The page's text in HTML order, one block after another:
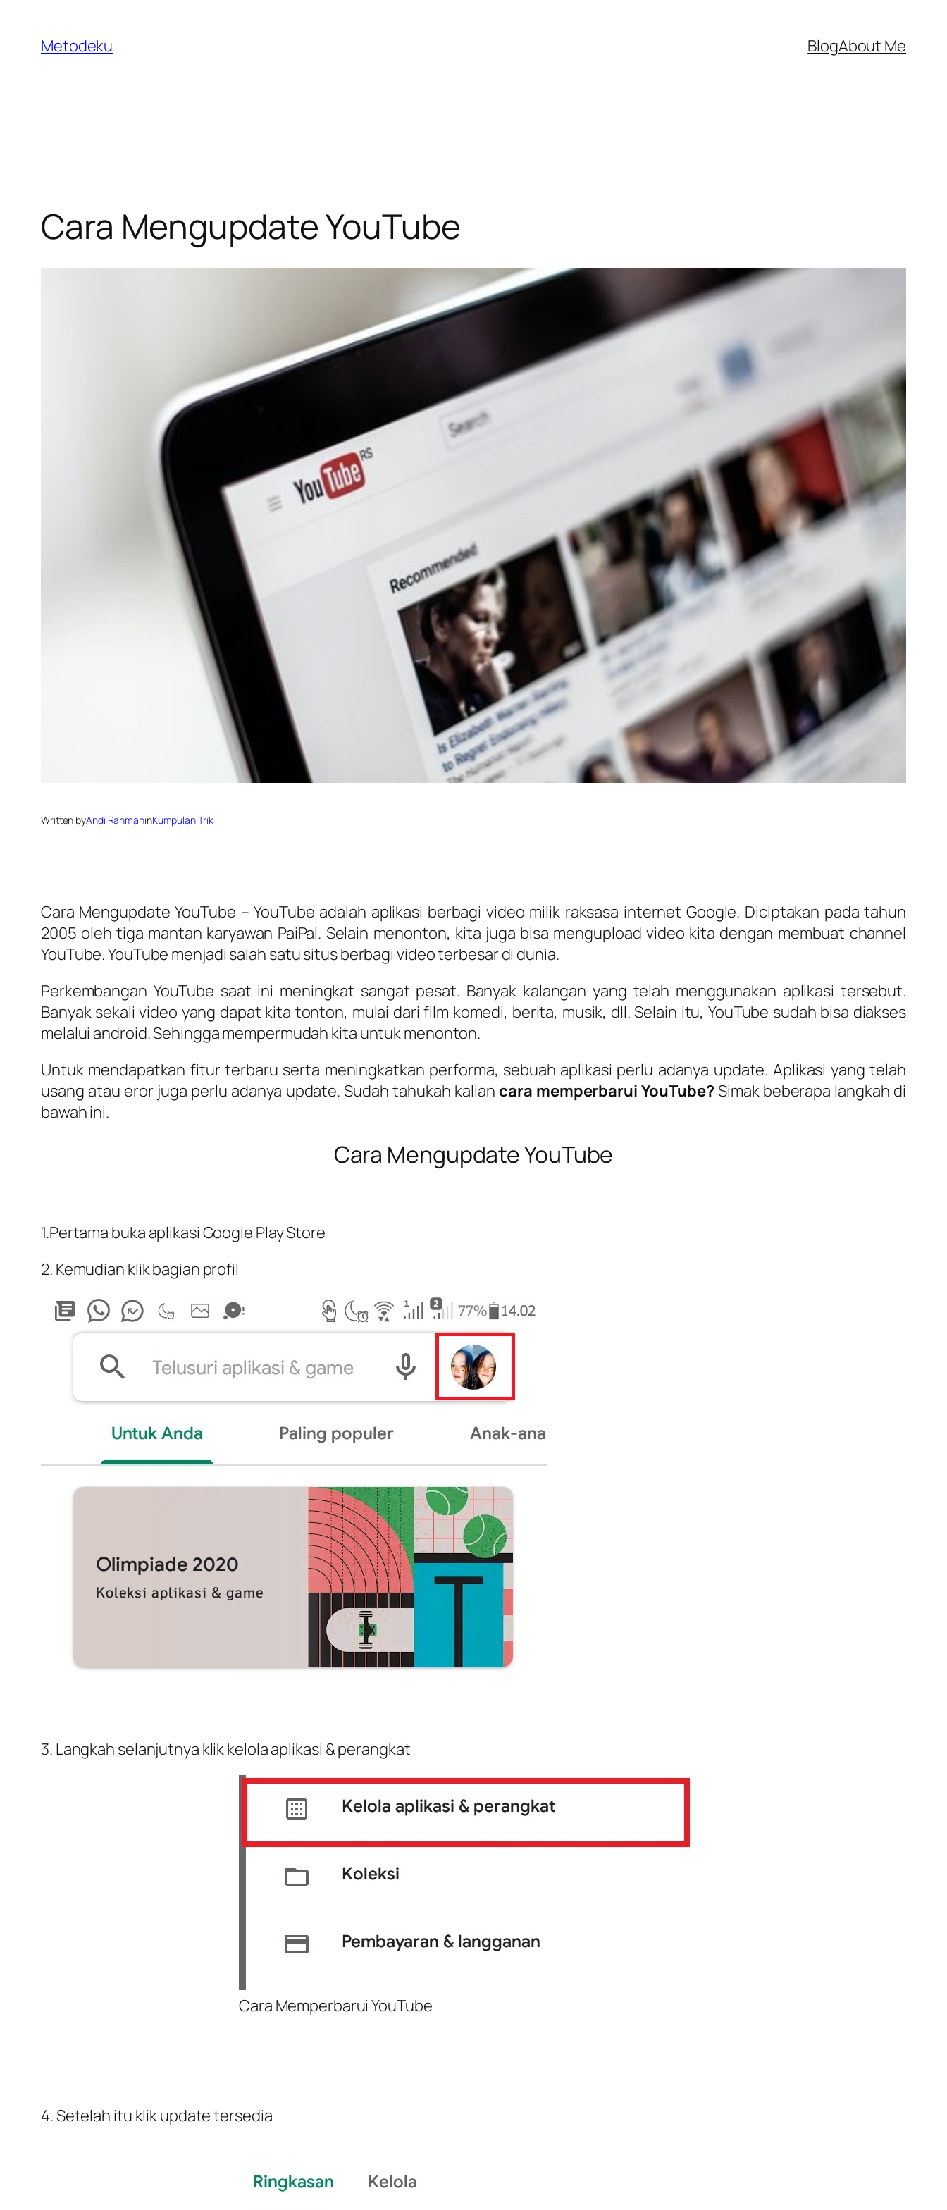
content
Metodeku BlogAbout Me
Cara Mengupdate YouTube
Written byAndi RahmaninKumpulan Trik
Cara Mengupdate YouTube – YouTube adalah aplikasi berbagi video milik raksasa internet Google. Diciptakan pada tahun
2005 oleh tiga mantan karyawan PaiPal. Selain menonton, kita juga bisa mengupload video kita dengan membuat channel
YouTube. YouTube menjadi salah satu situs berbagi video terbesar di dunia.
Perkembangan YouTube saat ini meningkat sangat pesat. Banyak kalangan yang telah menggunakan aplikasi tersebut.
Banyak sekali video yang dapat kita tonton, mulai dari film komedi, berita, musik, dll. Selain itu, YouTube sudah bisa diakses
melalui android. Sehingga mempermudah kita untuk menonton.
Untuk mendapatkan fitur terbaru serta meningkatkan performa, sebuah aplikasi perlu adanya update. Aplikasi yang telah
usang atau eror juga perlu adanya update. Sudah tahukah kalian cara memperbarui YouTube? Simak beberapa langkah di
bawah ini.
Cara Mengupdate YouTube
1.Pertama buka aplikasi Google Play Store
2. Kemudian klik bagian profil
3. Langkah selanjutnya klik kelola aplikasi & perangkat
Cara Memperbarui YouTube
4. Setelah itu klik update tersedia